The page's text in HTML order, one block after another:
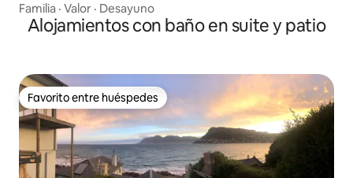
Familia · Valor · Desayuno
Alojamientos con baño en suite y patio
Favorito entre huéspedes
Favorito entre huéspedes